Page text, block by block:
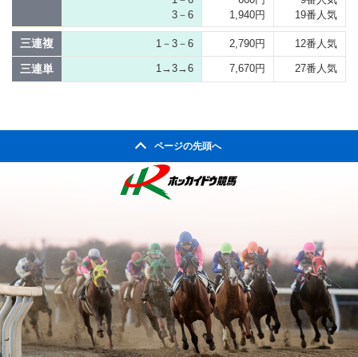
3－6
1,940円
19番人気
三連複 1－3－6 2,790円 12番人気
三連単 1→3→6 7,670円 27番人気
ページの先頭へ